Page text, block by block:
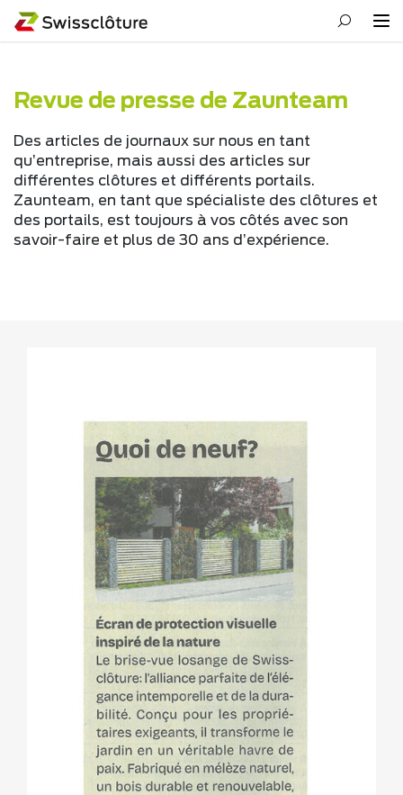
Revue de presse de Zaunteam
Des articles de journaux sur nous en tant
qu’entreprise, mais aussi des articles sur
différentes clôtures et différents portails.
Zaunteam, en tant que spécialiste des clôtures et
des portails, est toujours à vos côtés avec son
savoir-faire et plus de 30 ans d’expérience.